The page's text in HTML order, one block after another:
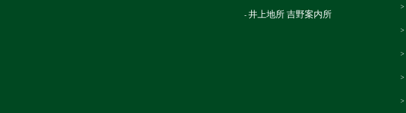
井上地所 吉野案内所